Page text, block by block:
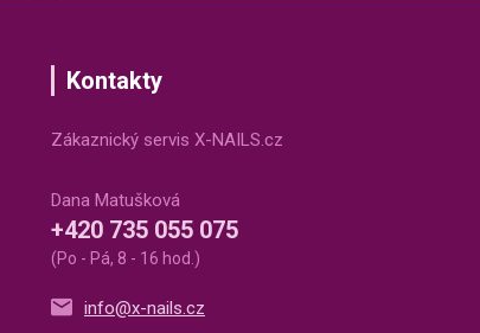
Kontakty
Zákaznický servis X-NAILS.cz
Dana Matušková
+420 735 055 075
(Po - Pá, 8 - 16 hod.)
info@x-nails.cz